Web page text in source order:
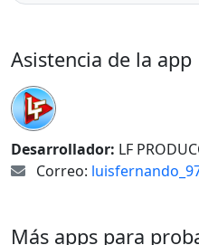
Asistencia de la app
Desarrollador: LF
Correo:
Más apps para